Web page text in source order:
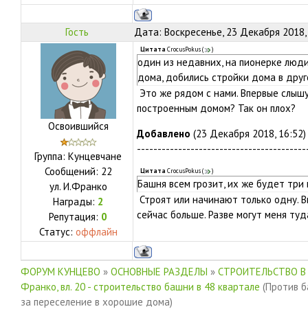
Гость Дата: Воскресенье, 23 Декабря
Освоившийся
Группа: Кунцевчане
Сообщений: 22
ул. И.Франко
Награды: 2
Репутация: 0
Статус: оффлайн
Цитата CrocusPokus( )
один из недавних, на пионерке
дома, добились стройки дома в
Это же рядом с нами. Впервые
построенным домом? Так он плох?
Добавлено (23 Декабря 2018, 16:52)
Цитата CrocusPokus( )
Башня всем грозит, их же будет три
Строят или начинают только одну.
сейчас больше. Разве могут меня
ФОРУМ КУНЦЕВО » ОСНОВНЫЕ РАЗДЕЛЫ » СТРОИТЕЛЬСТВО
Франко, вл. 20 - строительство башни в 48 квартале (Против
за переселение в хорошие дома)